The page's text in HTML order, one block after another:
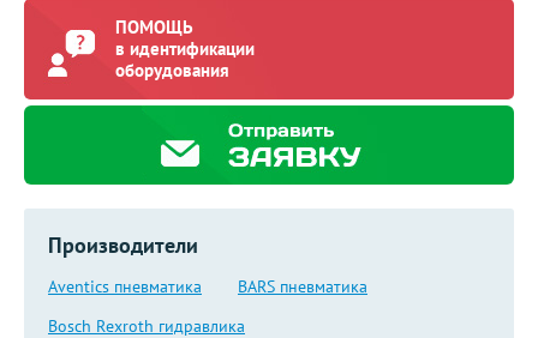
ПОМОЩЬ
в идентификации
оборудования
Производители
Aventics пневматика
BARS пневматика
Bosch Rexroth гидравлика